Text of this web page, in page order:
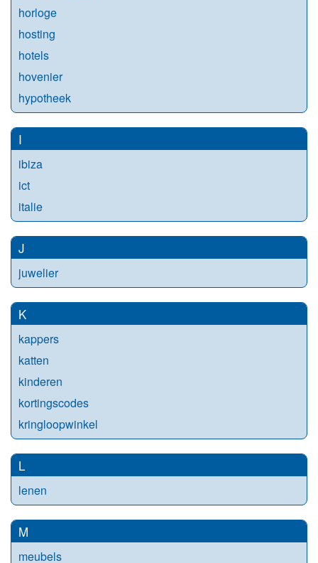
horloge
hosting
hotels
hovenier
hypotheek
I
ibiza
ict
italie
J
juwelier
K
kappers
katten
kinderen
kortingscodes
kringloopwinkel
L
lenen
M
meubels